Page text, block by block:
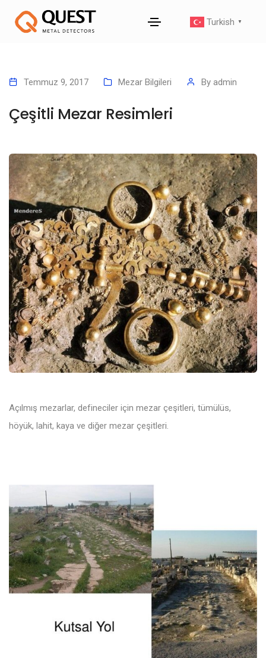
Turkish ▼
Temmuz 9, 2017 Mezar Bilgileri By admin
Çeşitli Mezar Resimleri
Açılmış mezarlar, defineciler için mezar çeşitleri, tümülüs,
höyük, lahit, kaya ve diğer mezar çeşitleri.